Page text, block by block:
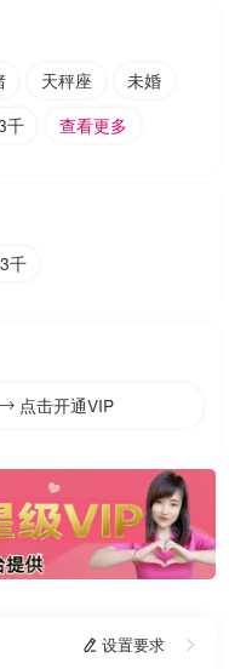
天秤座
未婚
千 查看更多
千
点击开通VIP
 设置要求 